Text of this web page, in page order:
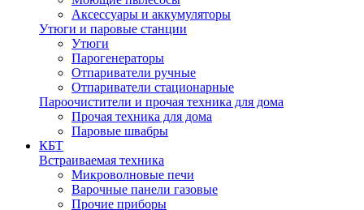
Аксессуары и аккумуляторы
Утюги и паровые станции
Утюги
Парогенераторы
Отпариватели ручные
Отпариватели стационарные
Пароочистители и прочая техника для дома
Прочая техника для дома
Паровые швабры
КБТ
Встраиваемая техника
Микроволновые печи
Варочные панели газовые
Прочие приборы